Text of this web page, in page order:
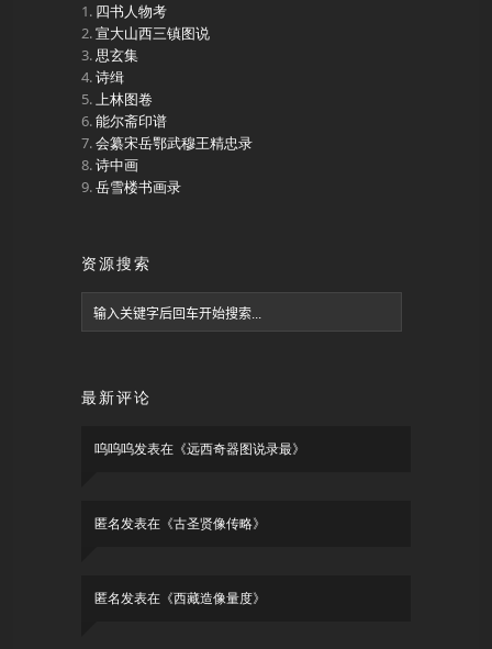
四书人物考
宣大山西三镇图说
思玄集
诗缉
上林图卷
能尔斋印谱
会纂宋岳鄂武穆王精忠录
诗中画
岳雪楼书画录
资源搜索
最新评论
呜呜呜发表在《远西奇器图说录最》
匿名发表在《古圣贤像传略》
匿名发表在《西藏造像量度》